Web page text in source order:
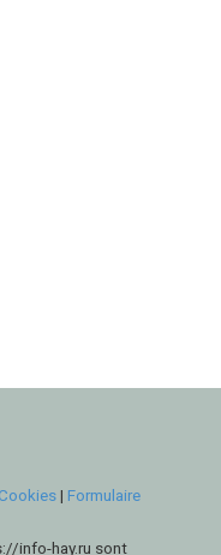
| Formulaire
info-hay.ru sont